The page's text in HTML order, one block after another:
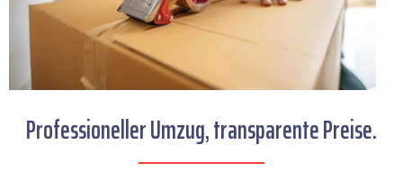
Professioneller Umzug, transparente Preise.